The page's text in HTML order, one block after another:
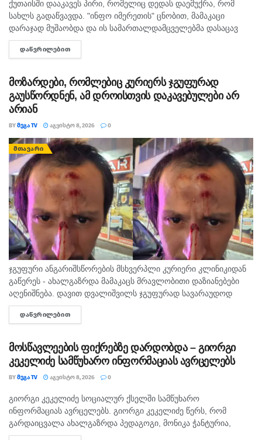
რეაგირება ტარდება გარემოს დაცვისა და სოფლის
მეურნეობის სამინისტროს ცხლ ხაზზე (153) შემოსულ
თითოეულ შეტყობინებაზე.
ქუთაისში დააკავეს პირი, რომელიც დედას დაემუქრა, რომ
სახლს გადაწვავდა. "ინფო იმერეთის" ცნობით, მამაკაცი
დარაჯად მუშაობდა და ის სამართალდამცველებმა დასაცავ
ობიექტზე აიყვანეს. შსს-ს ინფორმაციით, დაკავებულს
სისხლის სამართლის კოდექსის 11 პრიმა...
ᲓᲐᲬᲕᲠᲘᲚᲔᲑᲘᲗ
მოზარდები, რომლებიც კურიერს ჯგუფურად
გაუსწორდნენ, ამ დროისთვის დაკავებულები არ
არიან
BYᲛᲔᲒᲐ TV ᲐᲒᲕᲘᲡᲢᲝ 8, 2026 0
ᲛᲗᲐᲕᲐᲠᲘ
ჯგუფური ანგარიშსწორების მსხვერპლი კურიერი კლინიკიდან
გაწერეს - ახალგაზრდა მამაკაცს მრავლობითი დაზიანებები
აღენიშნება. დავით დვალიშვილს ჯგუფურად სავარაუდოდ
ხუთამდე მოზარდი გუშინ გაუსწორდა. ჯერ-ჯერობით
თავდამსხმელების დაკავების შესახებ ინფორმაცია არ
სამეთვალყურეო...
ᲓᲐᲬᲕᲠᲘᲚᲔᲑᲘᲗ
მოსწავლეების ფიქრებზე დარდობდა – გიორგი
კეკელიძე სამწუხარო ინფორმაციას ავრცელებს
BYᲛᲔᲒᲐ TV ᲐᲒᲕᲘᲡᲢᲝ 8, 2026 0
ᲛᲗᲐᲕᲐᲠᲘ
გიორგი კეკელიძე სოციალურ ქსელში სამწუხარო
ინფორმაციას ავრცელებს. გიორგი კეკელიძე წერს, რომ
გარდაიცვალა ახალგაზრდა პედაგოგი, მონიკა ჭანტურია,
რომელიც თავისი მოსწავლეების მიმართ განსაკუთრებული